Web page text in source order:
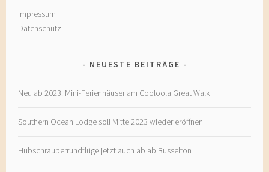
Impressum
Datenschutz
NEUESTE BEITRÄGE
Neu ab 2023: Mini-Ferienhäuser am Cooloola Great Walk
Southern Ocean Lodge soll Mitte 2023 wieder eröffnen
Hubschrauberrundflüge jetzt auch ab ab Busselton